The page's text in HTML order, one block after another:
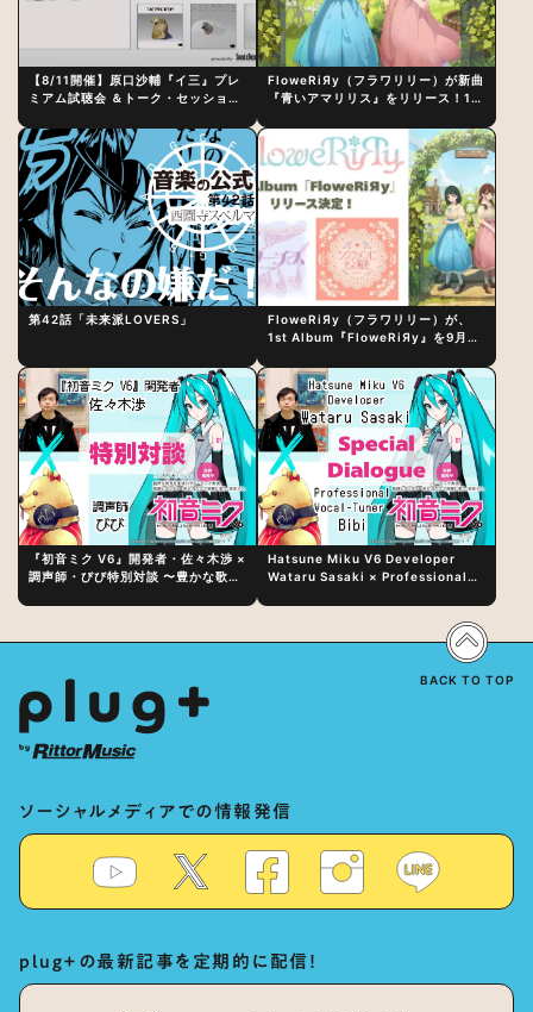
【8/11開催】原口沙輔『イ三』プレ
ミアム試聴会 ＆トーク・セッション
制作秘話
FloweRiЯy（フラワリリー）が新曲
『青いアマリリス』をリリース！1st
第42話「未来派LOVERS」
FloweRiЯy（フラワリリー）が、
1st Album『FloweRiЯy』を9月23
『初音ミク V6』開発者・佐々木渉 ×
調声師・びび特別対談 〜豊かな歌声
Hatsune Miku V6 Developer
Wataru Sasaki × Professional
Vocal Expression Lies in “Love
for the singing characters” and
ソーシャルメディアでの情報発信
plug+の最新記事を定期的に配信！
BACK TO TOP